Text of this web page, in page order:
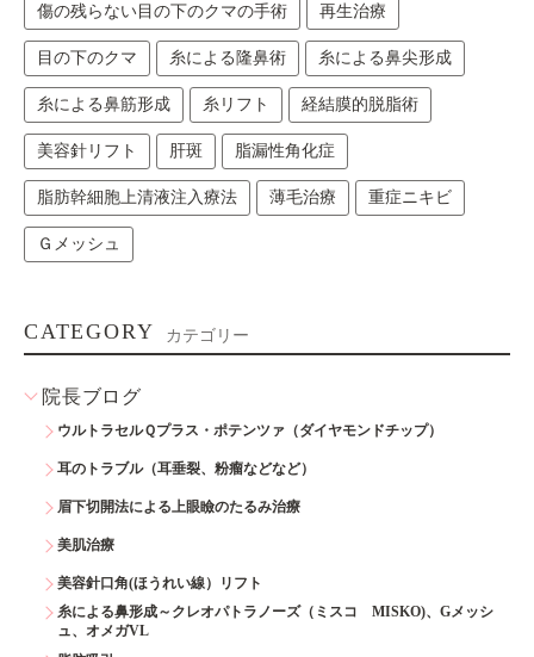
傷の残らない目の下のクマの手術 再生治療
目の下のクマ 糸による隆鼻術 糸による鼻尖形成
糸による鼻筋形成 糸リフト 経結膜的脱脂術
美容針リフト 肝斑 脂漏性角化症
脂肪幹細胞上清液注入療法 薄毛治療 重症ニキビ
Ｇメッシュ
CATEGORY カテゴリー
院長ブログ
ウルトラセルＱプラス・ポテンツァ（ダイヤモンドチップ）
耳のトラブル（耳垂裂、粉瘤などなど）
眉下切開法による上眼瞼のたるみ治療
美肌治療
美容針口角(ほうれい線）リフト
糸による鼻形成～クレオパトラノーズ（ミスコ MISKO)、Gメッシ
ュ、オメガVL